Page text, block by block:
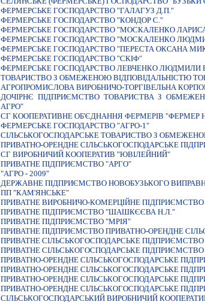
ФЕРМЕРСЬКЕ ГОСПОДАРСТВО "ГАЛАГУЗ Д.П."
ФЕРМЕРСЬКЕ ГОСПОДАРСТВО "КОНДОР С."
ФЕРМЕРСЬКЕ ГОСПОДАРСТВО "МОСКАЛЕНКО
ФЕРМЕРСЬКЕ ГОСПОДАРСТВО "МОСКАЛЕНКО
ФЕРМЕРСЬКЕ ГОСПОДАРСТВО "ПЕРЕСТА ОКСАНА
ФЕРМЕРСЬКЕ ГОСПОДАРСТВО "СКIФ"
ФЕРМЕРСЬКЕ ГОСПОДАРСТВО ЛЕВЧЕНКО ЛЮДМИЛИ
ТОВАРИСТВО З ОБМЕЖЕНОЮ ВIДПОВIДАЛЬНIСТЮ
АГРОПРОМИСЛОВА ВИРОБНИЧО-ТОРГIВЕЛЬНА
ДОЧІРНЄ ПІДПРИЄМСТВО ТОВАРИСТВА З
АГРО"
СГ КООПЕРАТИВНЕ ОБ'ЄДНАННЯ ФЕРМЕРІВ
ФЕРМЕРСЬКЕ ГОСПОДАРСТВО "АГРО-1"
СIЛЬСЬКОГОСПОДАРСЬКЕ ТОВАРИСТВО З
ПРИВАТНО-ОРЕНДНЕ СIЛЬСЬКОГОСПОДАРСЬКЕ
СГ ВИРОБНИЧИЙ КООПЕРАТИВ "ЮВІЛЕЙНИЙ"
ПРИВАТНЕ ПIДПРИЄМСТВО "АРГО"
"АГРО - 2009"
ДЕРЖАВНЕ ПIДПРИЄМСТВО НОВОБУЗЬКОГО
ПП "КАМ'ЯНСЬКЕ"
ПРИВАТНЕ ВИРОБНИЧО-КОМЕРЦІЙНЕ ПІДПРИЄМСТВО
ПРИВАТНЕ ПIДПРИЄМСТВО "ШАШКЄЄВА Н.Л."
ПРИВАТНЕ ПІДПРИЄМСТВО "МРІЯ"
ПРИВАТНЕ ПІДПРИЄМСТВО ПРИВАТНО-ОРЕНДНЕ
ПРИВАТНЕ СIЛЬСЬКОГОСПОДАРСЬКЕ ПIДПРИЄМСТВО
ПРИВАТНЕ СІЛЬСЬКОГОСПОДАРСЬКЕ ПІДПРИЄМСТВО
ПРИВАТНО-ОРЕНДНЕ СIЛЬСЬКОГОСПОДАРСЬКЕ
ПРИВАТНО-ОРЕНДНЕ СIЛЬСЬКОГОСПОДАРСЬКЕ
ПРИВАТНО-ОРЕНДНЕ СIЛЬСЬКОГОСПОДАРСЬКЕ
ПРИВАТНО-ОРЕНДНЕ СІЛЬСЬКОГОСПОДАРСЬКЕ
СIЛЬСЬКОГОСПОДАРСЬКИЙ ВИРОБНИЧИЙ